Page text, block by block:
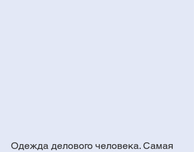
Одежда делового человека. Самая